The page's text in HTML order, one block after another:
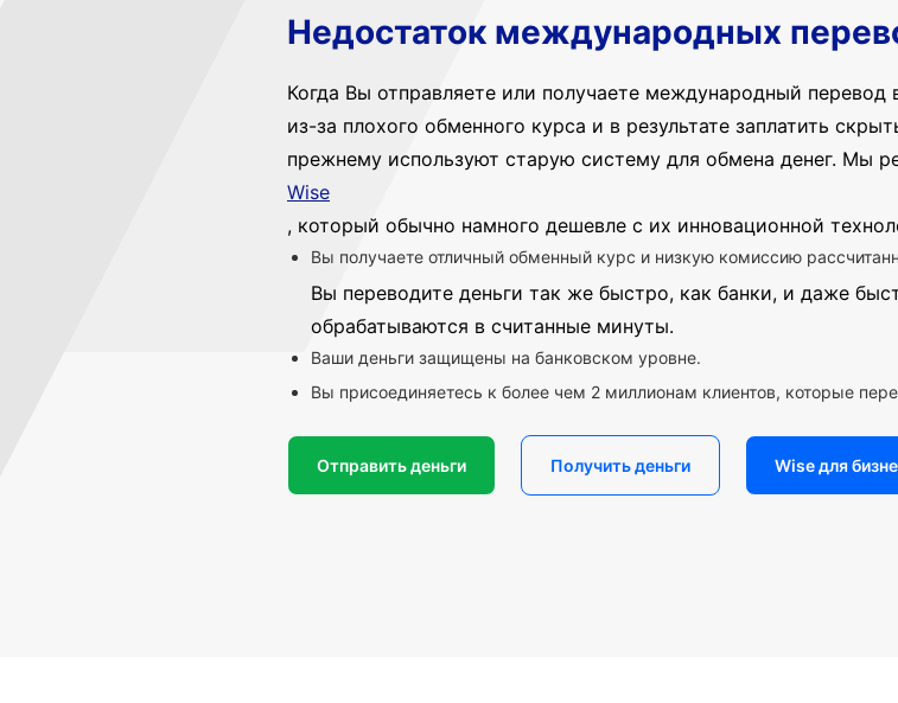
Недостаток международных
Когда Вы отправляете или получаете международный
из-за плохого обменного курса и в результате заплатить
прежнему используют старую систему для обмена денег. Мы
Wise
, который обычно намного дешевле с их инновационной
Вы получаете отличный обменный курс и низкую комиссию
Вы переводите деньги так же быстро, как банки, и даже
обрабатываются в считанные минуты.
Ваши деньги защищены на банковском уровне.
Вы присоединяетесь к более чем 2 миллионам клиентов, которые
Отправить деньги Получить деньги Wise для